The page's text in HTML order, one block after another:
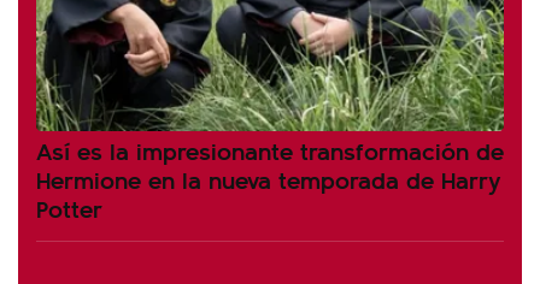
Así es la impresionante transformación de
Hermione en la nueva temporada de Harry
Potter